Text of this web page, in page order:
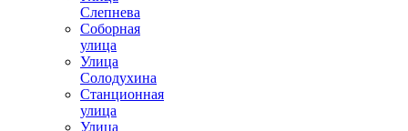
Слепнева
Соборная
улица
Улица
Солодухина
Станционная
улица
Улица